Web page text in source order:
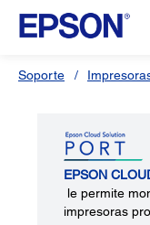
Soporte
EPSON
le permite
impresoras